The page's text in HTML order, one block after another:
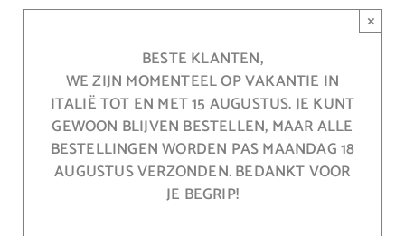
BESTE KLANTEN,
WE ZIJN MOMENTEEL OP VAKANTIE IN
ITALIË TOT EN MET 15 AUGUSTUS. JE KUNT
GEWOON BLIJVEN BESTELLEN, MAAR ALLE
BESTELLINGEN WORDEN PAS MAANDAG 18
AUGUSTUS VERZONDEN. BEDANKT VOOR
JE BEGRIP!
×